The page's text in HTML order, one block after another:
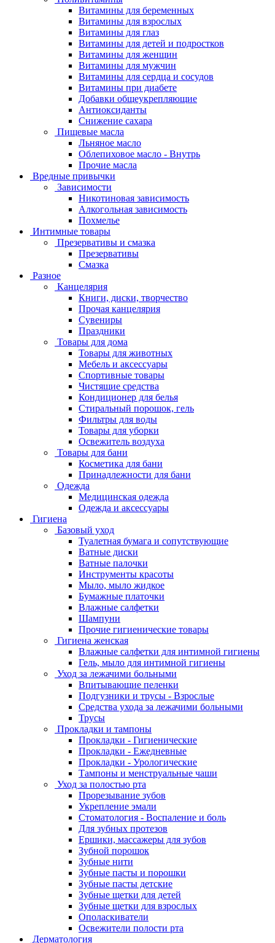
Витамины для беременных
Витамины для взрослых
Витамины для глаз
Витамины для детей и подростков
Витамины для женщин
Витамины для мужчин
Витамины для сердца и сосудов
Витамины при диабете
Добавки общеукрепляющие
Антиоксиданты
Снижение сахара
Пищевые масла
Льняное масло
Облепиховое масло - Внутрь
Прочие масла
Вредные привычки
Зависимости
Никотиновая зависимость
Алкогольная зависимость
Похмелье
Интимные товары
Презервативы и смазка
Презервативы
Смазка
Разное
Канцелярия
Книги, диски, творчество
Прочая канцелярия
Сувениры
Праздники
Товары для дома
Товары для животных
Мебель и аксессуары
Спортивные товары
Чистящие средства
Кондиционер для белья
Стиральный порошок, гель
Фильтры для воды
Товары для уборки
Освежитель воздуха
Товары для бани
Косметика для бани
Принадлежности для бани
Одежда
Медицинская одежда
Одежда и аксессуары
Гигиена
Базовый уход
Туалетная бумага и сопутствующие
Ватные диски
Ватные палочки
Инструменты красоты
Мыло, мыло жидкое
Бумажные платочки
Влажные салфетки
Шампуни
Прочие гигиенические товары
Гигиена женская
Влажные салфетки для интимной гигиены
Гель, мыло для интимной гигиены
Уход за лежачими больными
Впитывающие пеленки
Подгузники и трусы - Взрослые
Средства ухода за лежачими больными
Трусы
Прокладки и тампоны
Прокладки - Гигиенические
Прокладки - Ежедневные
Прокладки - Урологические
Тампоны и менструальные чаши
Уход за полостью рта
Прорезывание зубов
Укрепление эмали
Стоматология - Воспаление и боль
Для зубных протезов
Ершики, массажеры для зубов
Зубной порошок
Зубные нити
Зубные пасты и порошки
Зубные пасты детские
Зубные щетки для детей
Зубные щетки для взрослых
Ополаскиватели
Освежители полости рта
Дерматология